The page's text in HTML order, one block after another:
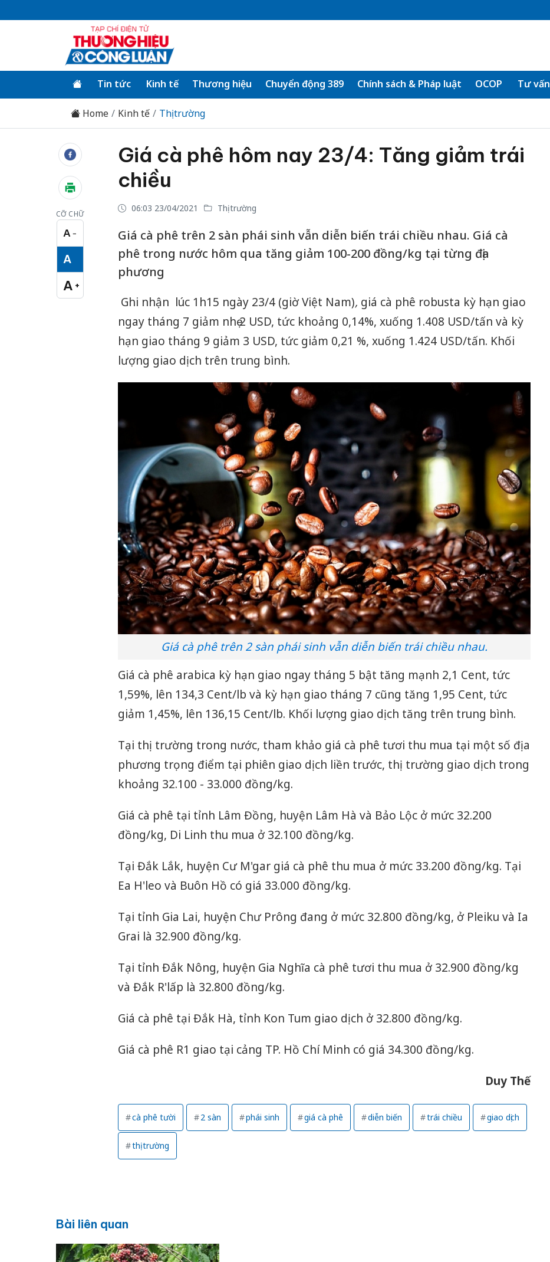
Tin tức Kinh tế Thương hiệu Chuyển động 389 Chính sách & Pháp luật OCOP Tư vấn
Home Kinh tế Thị trường
CỠ CHỮ
A −
Cỡ chữ nhỏ
A
Cỡ chữ vừa
A +
Cỡ chữ lớn
Giá cà phê hôm nay 23/4: Tăng giảm trái
chiều
06:03 23/04/2021 Thị trường
Giá cà phê trên 2 sàn phái sinh vẫn diễn biến trái chiều nhau. Giá cà
phê trong nước hôm qua tăng giảm 100-200 đồng/kg tại từng địa
phương
Ghi nhận lúc 1h15 ngày 23/4 (giờ Việt Nam), giá cà phê robusta kỳ hạn giao
ngay tháng 7 giảm nhẹ 2 USD, tức khoảng 0,14%, xuống 1.408 USD/tấn và kỳ
hạn giao tháng 9 giảm 3 USD, tức giảm 0,21 %, xuống 1.424 USD/tấn. Khối
lượng giao dịch trên trung bình.
Giá cà phê trên 2 sàn phái sinh vẫn diễn biến trái chiều nhau.
Giá cà phê arabica kỳ hạn giao ngay tháng 5 bật tăng mạnh 2,1 Cent, tức
1,59%, lên 134,3 Cent/lb và kỳ hạn giao tháng 7 cũng tăng 1,95 Cent, tức
giảm 1,45%, lên 136,15 Cent/lb. Khối lượng giao dịch tăng trên trung bình.
Tại thị trường trong nước, tham khảo giá cà phê tươi thu mua tại một số địa
phương trọng điểm tại phiên giao dịch liền trước, thị trường giao dịch trong
khoảng 32.100 - 33.000 đồng/kg.
Giá cà phê tại tỉnh Lâm Đồng, huyện Lâm Hà và Bảo Lộc ở mức 32.200
đồng/kg, Di Linh thu mua ở 32.100 đồng/kg.
Tại Đắk Lắk, huyện Cư M'gar giá cà phê thu mua ở mức 33.200 đồng/kg. Tại
Ea H'leo và Buôn Hồ có giá 33.000 đồng/kg.
Tại tỉnh Gia Lai, huyện Chư Prông đang ở mức 32.800 đồng/kg, ở Pleiku và Ia
Grai là 32.900 đồng/kg.
Tại tỉnh Đắk Nông, huyện Gia Nghĩa cà phê tươi thu mua ở 32.900 đồng/kg
và Đắk R'lấp là 32.800 đồng/kg.
Giá cà phê tại Đắk Hà, tỉnh Kon Tum giao dịch ở 32.800 đồng/kg.
Giá cà phê R1 giao tại cảng TP. Hồ Chí Minh có giá 34.300 đồng/kg.
Duy Thế
cà phê tười 2 sàn phái sinh giá cà phê diễn biến trái chiều giao dịch
thị trường
Bài liên quan